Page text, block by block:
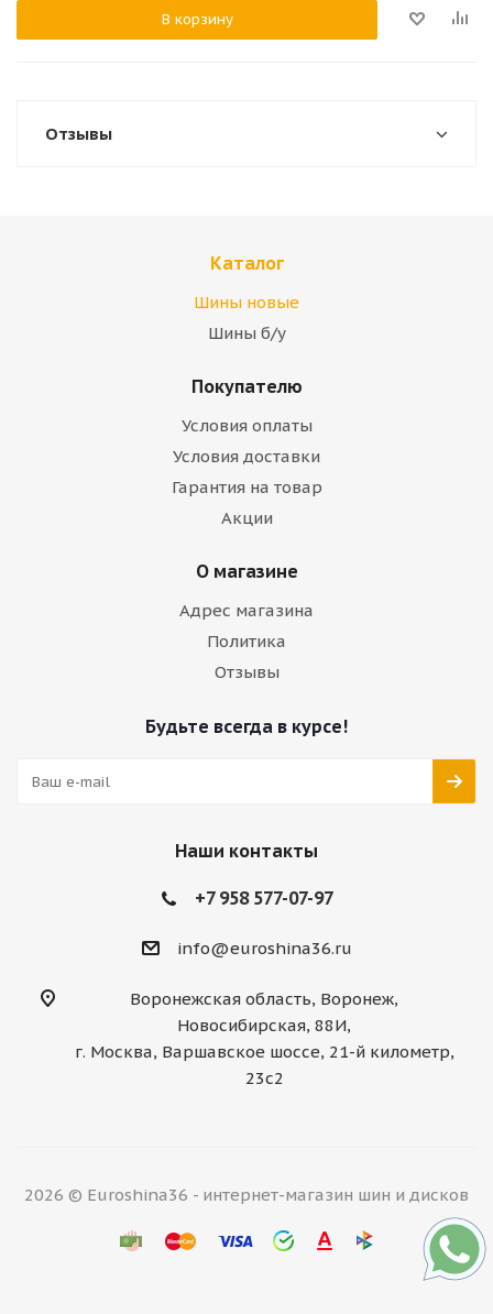
В корзину
Отзывы
Каталог
Шины новые
Шины б/у
Покупателю
Условия оплаты
Условия доставки
Гарантия на товар
Акции
О магазине
Адрес магазина
Политика
Отзывы
Будьте всегда в курсе!
Наши контакты
+7 958 577-07-97
info@euroshina36.ru
Воронежская область, Воронеж,
Новосибирская, 88И,
г. Москва, Варшавское шоссе, 21-й километр,
23с2
2026 © Euroshina36 - интернет-магазин шин и дисков